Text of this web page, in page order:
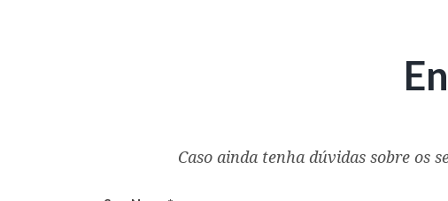
Caso ainda tenha dúvidas sobre os